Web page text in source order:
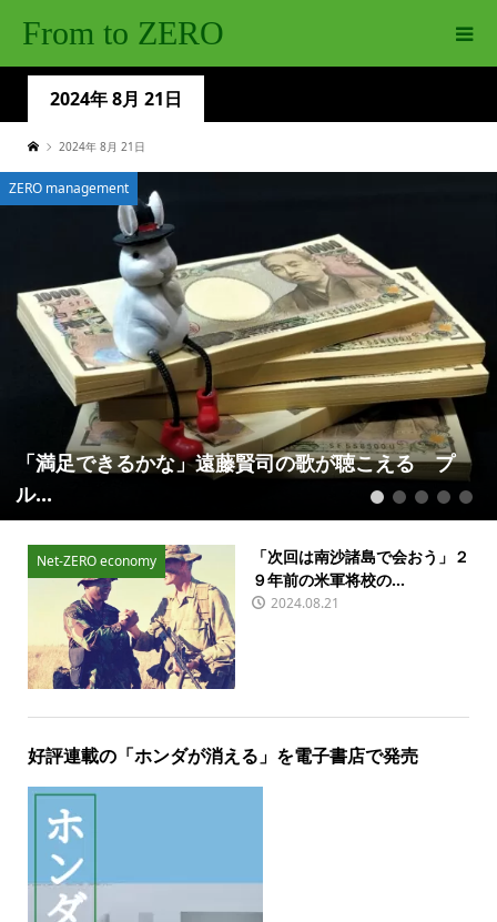
From to ZERO
2024年 8月 21日
2024年 8月 21日
ZERO management
「満足できるかな」遠藤賢司の歌が聴こえる プ
ル...
1 2 3 4 5
Net-ZERO economy
「次回は南沙諸島で会おう」２
９年前の米軍将校の...
2024.08.21
好評連載の「ホンダが消える」を電子書店で発売